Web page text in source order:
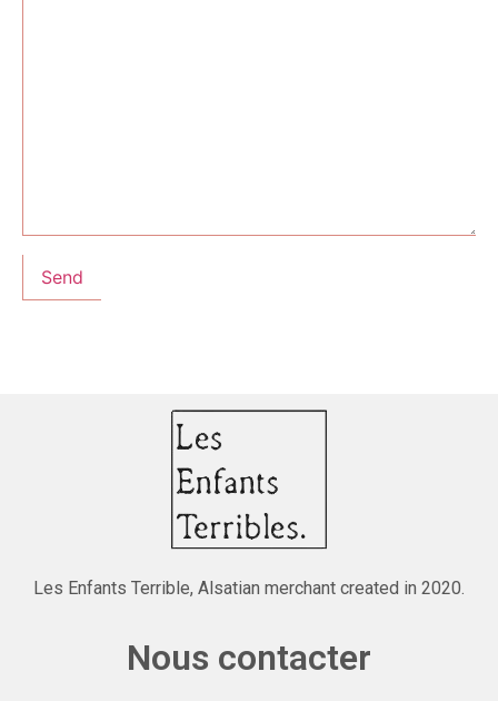
Les Enfants Terrible, Alsatian merchant created in 2020.
Nous contacter